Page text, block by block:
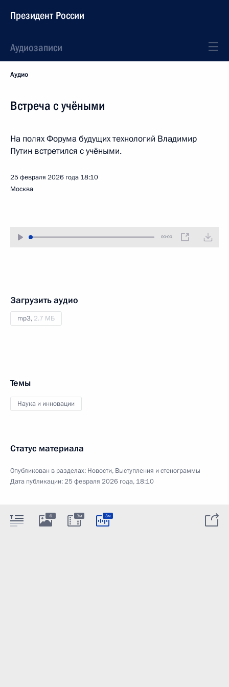
Президент России
Аудиозаписи
Аудио
Встреча с учёными
На полях Форума будущих технологий Владимир
Путин встретился с учёными.
25 февраля 2026 года 18:10
Москва
00:00
Загрузить аудио
mp3, 2.7 МБ
Темы
Наука и инновации
Статус материала
Опубликован в разделах: Новости, Выступления и стенограммы
Дата публикации:25 февраля 2026 года, 18:10
6 3м 3м